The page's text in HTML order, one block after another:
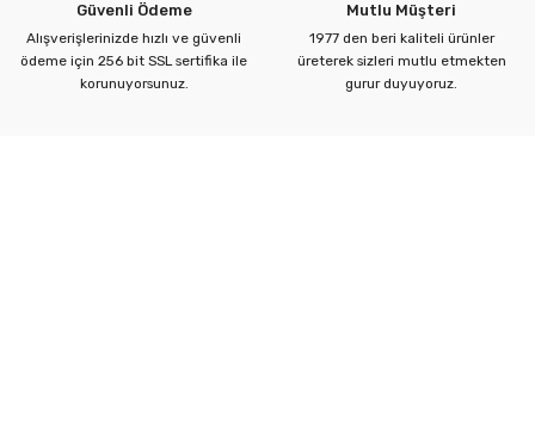
Güvenli Ödeme
Alışverişlerinizde hızlı ve güvenli
ödeme için 256 bit SSL sertifika ile
korunuyorsunuz.
Mutlu Müşteri
1977 den beri kaliteli ürünler
üreterek sizleri mutlu etmekten
gurur duyuyoruz.